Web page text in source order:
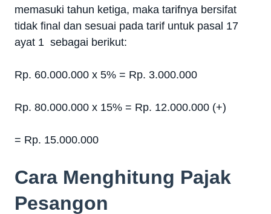
memasuki tahun ketiga, maka tarifnya bersifat
tidak final dan sesuai pada tarif untuk pasal 17
ayat 1 sebagai berikut:
Rp. 60.000.000 x 5% = Rp. 3.000.000
Rp. 80.000.000 x 15% = Rp. 12.000.000 (+)
= Rp. 15.000.000
Cara Menghitung Pajak
Pesangon